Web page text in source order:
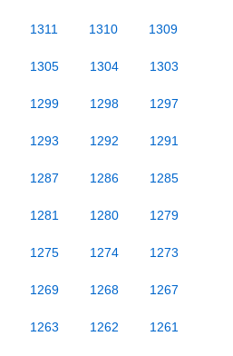
1311 1310 1309
1305 1304 1303
1299 1298 1297
1293 1292 1291
1287 1286 1285
1281 1280 1279
1275 1274 1273
1269 1268 1267
1263 1262 1261